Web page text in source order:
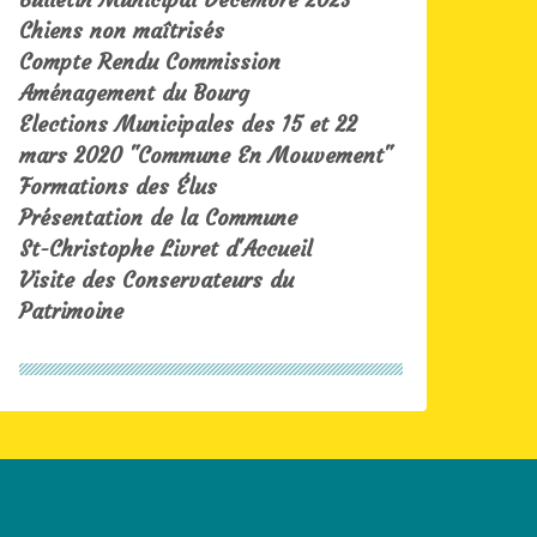
Chiens non maîtrisés
Compte Rendu Commission
Aménagement du Bourg
Elections Municipales des 15 et 22
mars 2020 "Commune En Mouvement"
Formations des Élus
Présentation de la Commune
St-Christophe Livret d'Accueil
Visite des Conservateurs du
Patrimoine